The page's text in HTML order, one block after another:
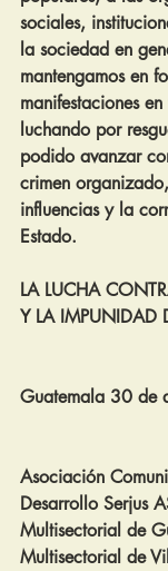
sociales,
la sociedad en
mantengamos en
manifestaciones
luchando por
podido avanzar
crimen
influencias y la
Estado.
LA LUCHA
Y LA IMPUNIDAD
Guatemala 30 de
Asociación
Desarrollo Serjus
Multisectorial de
Multisectorial de